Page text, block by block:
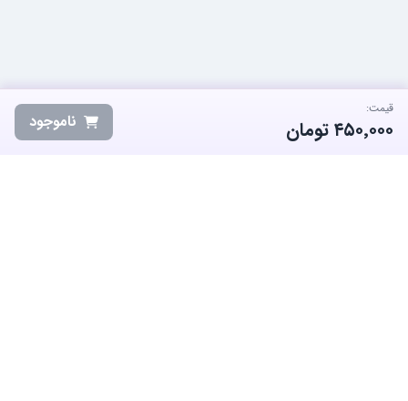
قیمت:
۴۵۰٬۰۰۰تومان ناموجود